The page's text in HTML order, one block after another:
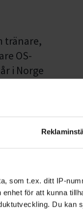
som t.ex. ditt IP-
för att kunna
Du kan
tränare,
OS-
i Norge
och
att de hör
i Norge är
press
vid